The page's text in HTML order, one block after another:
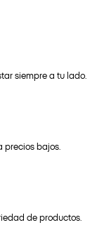
siempre a tu lado.
precios bajos.
de productos.